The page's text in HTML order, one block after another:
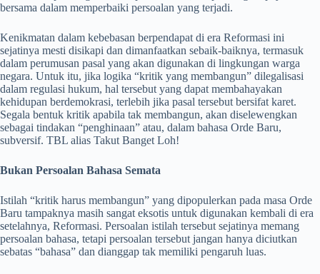
bersama dalam memperbaiki persoalan yang terjadi.
Kenikmatan dalam kebebasan berpendapat di era Reformasi ini
sejatinya mesti disikapi dan dimanfaatkan sebaik-baiknya, termasuk
dalam perumusan pasal yang akan digunakan di lingkungan warga
negara. Untuk itu, jika logika “kritik yang membangun” dilegalisasi
dalam regulasi hukum, hal tersebut yang dapat membahayakan
kehidupan berdemokrasi, terlebih jika pasal tersebut bersifat karet.
Segala bentuk kritik apabila tak membangun, akan diselewengkan
sebagai tindakan “penghinaan” atau, dalam bahasa Orde Baru,
subversif. TBL alias Takut Banget Loh!
Bukan Persoalan Bahasa Semata
Istilah “kritik harus membangun” yang dipopulerkan pada masa Orde
Baru tampaknya masih sangat eksotis untuk digunakan kembali di era
setelahnya, Reformasi. Persoalan istilah tersebut sejatinya memang
persoalan bahasa, tetapi persoalan tersebut jangan hanya diciutkan
sebatas “bahasa” dan dianggap tak memiliki pengaruh luas.